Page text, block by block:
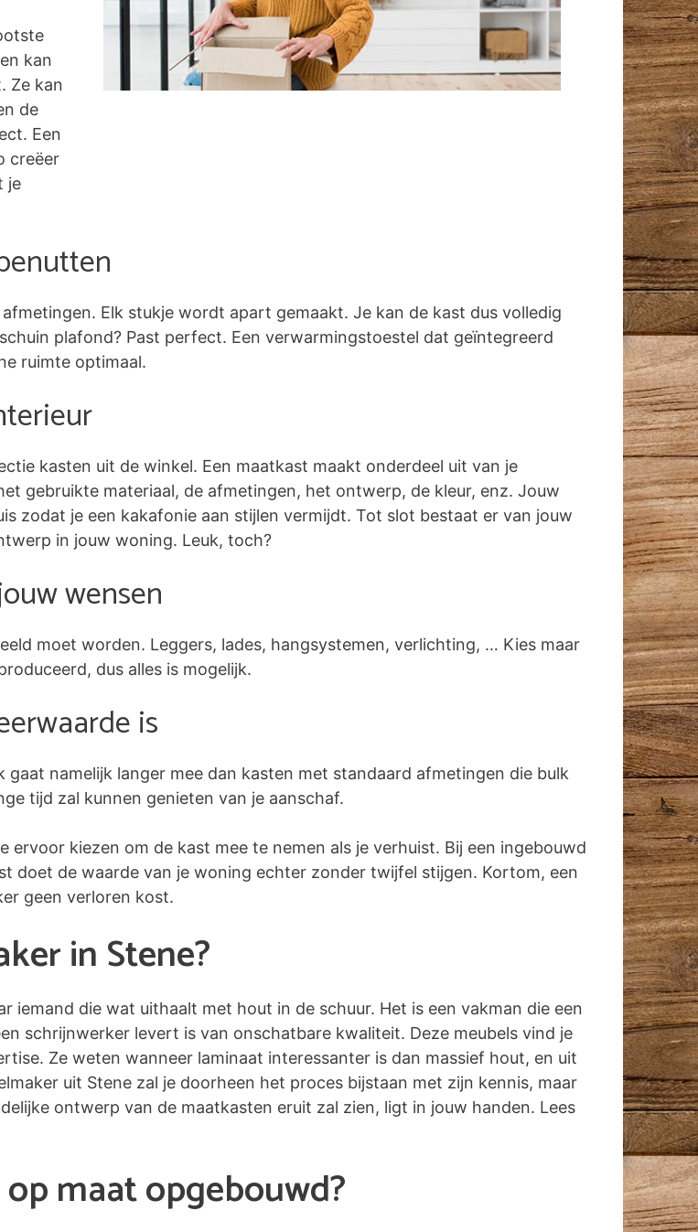
kan
Ze kan
de
Een
creëer
je
Elk stukje wordt apart gemaakt. Je kan de kast dus volledig
plafond? Past perfect. Een verwarmingstoestel dat geïntegreerd
ruimte optimaal.
kasten uit de winkel. Een maatkast maakt onderdeel uit van je
gebruikte materiaal, de afmetingen, het ontwerp, de kleur, enz. Jouw
zodat je een kakafonie aan stijlen vermijdt. Tot slot bestaat er van jouw
in jouw woning. Leuk, toch?
wensen
moet worden. Leggers, lades, hangsystemen, verlichting, … Kies maar
dus alles is mogelijk.
is
namelijk langer mee dan kasten met standaard afmetingen die bulk
tijd zal kunnen genieten van je aanschaf.
kiezen om de kast mee te nemen als je verhuist. Bij een ingebouwd
doet de waarde van je woning echter zonder twijfel stijgen. Kortom, een
geen verloren kost.
in Stene?
iemand die wat uithaalt met hout in de schuur. Het is een vakman die een
schrijnwerker levert is van onschatbare kwaliteit. Deze meubels vind je
Ze weten wanneer laminaat interessanter is dan massief hout, en uit
uit Stene zal je doorheen het proces bijstaan met zijn kennis, maar
ontwerp van de maatkasten eruit zal zien, ligt in jouw handen. Lees
maat opgebouwd?